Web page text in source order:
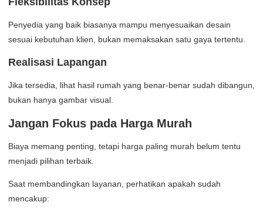
Penyedia yang baik biasanya mampu menyesuaikan desain
sesuai kebutuhan klien, bukan memaksakan satu gaya tertentu.
Realisasi Lapangan
Jika tersedia, lihat hasil rumah yang benar-benar sudah dibangun,
bukan hanya gambar visual.
Jangan Fokus pada Harga Murah
Biaya memang penting, tetapi harga paling murah belum tentu
menjadi pilihan terbaik.
Saat membandingkan layanan, perhatikan apakah sudah
mencakup: